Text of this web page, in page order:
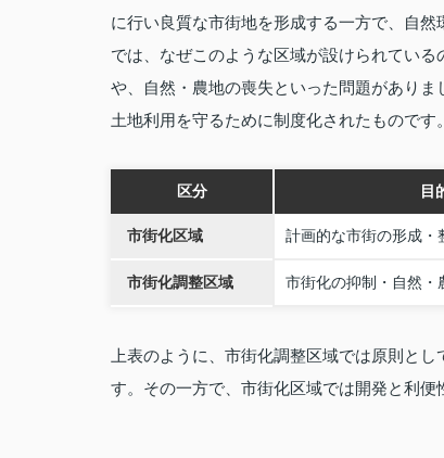
に行い良質な市街地を形成する一方で、自
では、なぜこのような区域が設けられてい
や、自然・農地の喪失といった問題があり
土地利用を守るために制度化されたものです。
区分 目
市街化区域 計画的な市街の形成・
市街化調整区域 市街化の抑制・自然・
上表のように、市街化調整区域では原則と
す。その一方で、市街化区域では開発と利便